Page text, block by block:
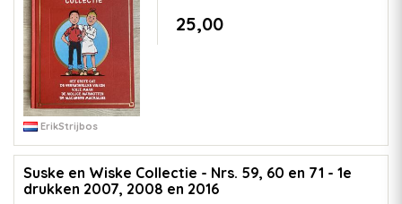
25,00
ErikStrijbos
Suske en Wiske Collectie - Nrs. 59, 60 en 71 - 1e
drukken 2007, 2008 en 2016